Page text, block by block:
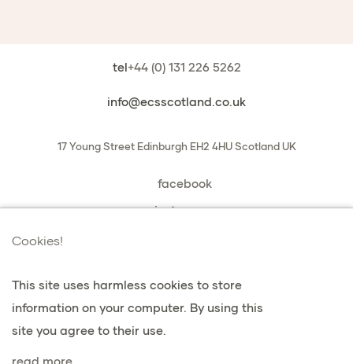
Cookies!
This site uses harmless cookies to store
information on your computer. By using this
site you agree to their use.
read more...
tel+44 (0) 131 226 5262
info@ecsscotland.co.uk
17 Young Street Edinburgh EH2 4HU Scotland UK
facebook
instagram
vie privée et cookies